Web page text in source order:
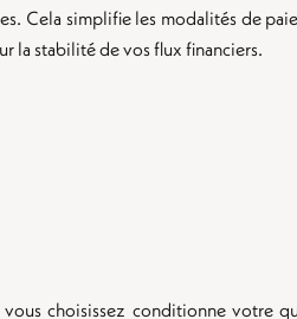
Cela simplifie les modalités de
la stabilité de vos flux financiers.
choisissez conditionne votre